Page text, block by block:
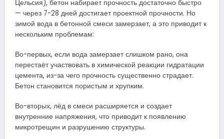
Цельсия), бетон набирает прочность достаточно быстро
— через 7-28 дней достигает проектной прочности. Но
зимой вода в бетонной смеси замерзает, а это приводит к
нескольким проблемам:
Во-первых, если вода замерзает слишком рано, она
перестаёт участвовать в химической реакции гидратации
цемента, из-за чего прочность существенно страдает.
Бетон становится пористым и хрупким.
Во-вторых, лёд в смеси расширяется и создает
внутренние напряжения, что приводит к появлению
микротрещин и разрушению структуры.